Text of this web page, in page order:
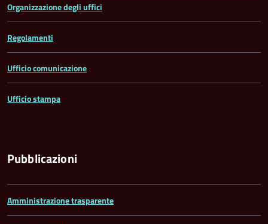
Organizzazione degli uffici
Regolamenti
Ufficio comunicazione
Ufficio stampa
Pubblicazioni
Amministrazione trasparente